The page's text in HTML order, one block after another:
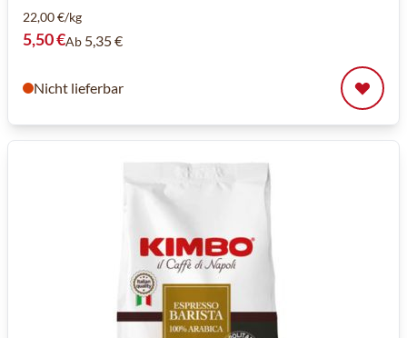
22,00 €/kg
5,50 €Ab 5,35 €
Nicht lieferbar